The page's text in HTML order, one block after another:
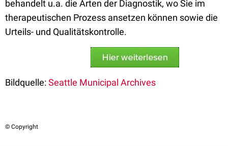
behandelt u.a. die Arten der Diagnostik, wo Sie im
therapeutischen Prozess ansetzen können sowie die
Urteils- und Qualitätskontrolle.
Bildquelle:Seattle Municipal Archives
© Copyright